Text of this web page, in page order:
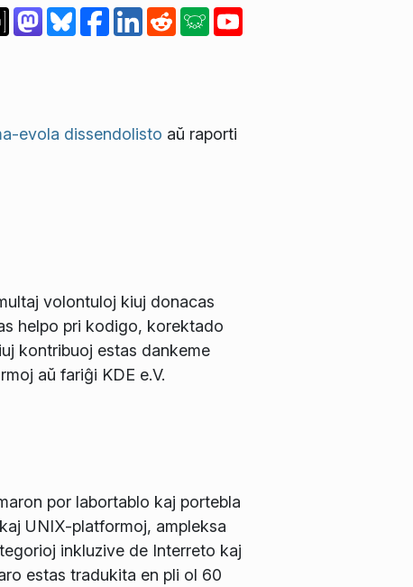
evola dissendolisto aŭ raporti
volontuloj kiuj donacas
helpo pri kodigo, korektado
kontribuoj estas dankeme
aŭ fariĝi KDE e.V.
por labortablo kaj portebla
UNIX-platformoj, ampleksa
inkluzive de Interreto kaj
estas tradukita en pli ol 60